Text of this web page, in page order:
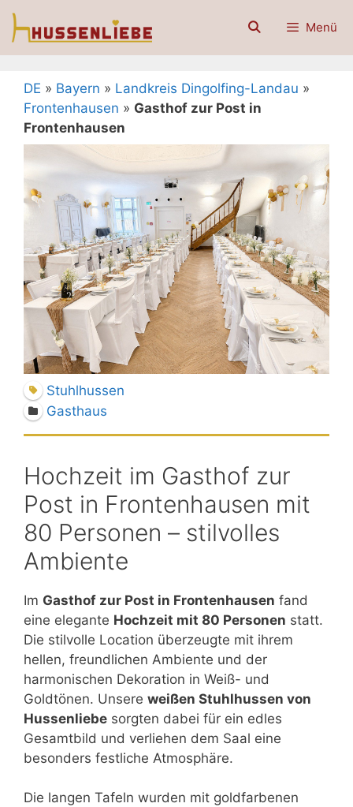
Zum
Inhalt
Menü
DE » Bayern » Landkreis Dingolfing-Landau »
Frontenhausen » Gasthof zur Post in
Frontenhausen
Stuhlhussen
Gasthaus
Hochzeit im Gasthof zur
Post in Frontenhausen mit
80 Personen – stilvolles
Ambiente
Im Gasthof zur Post in Frontenhausen fand
eine elegante Hochzeit mit 80 Personen statt.
Die stilvolle Location überzeugte mit ihrem
hellen, freundlichen Ambiente und der
harmonischen Dekoration in Weiß- und
Goldtönen. Unsere weißen Stuhlhussen von
Hussenliebe sorgten dabei für ein edles
Gesamtbild und verliehen dem Saal eine
besonders festliche Atmosphäre.
Die langen Tafeln wurden mit goldfarbenen